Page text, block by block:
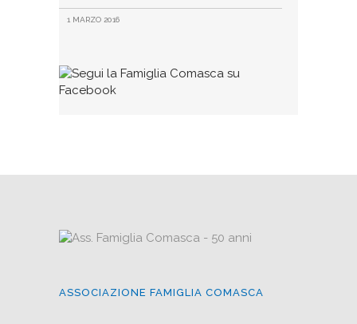
1 MARZO 2016
ASSOCIAZIONE FAMIGLIA COMASCA